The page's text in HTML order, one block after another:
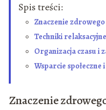
Spis treści:
Znaczenie
Techniki
Organizacja czasu i
Wsparcie społeczne
Znaczenie